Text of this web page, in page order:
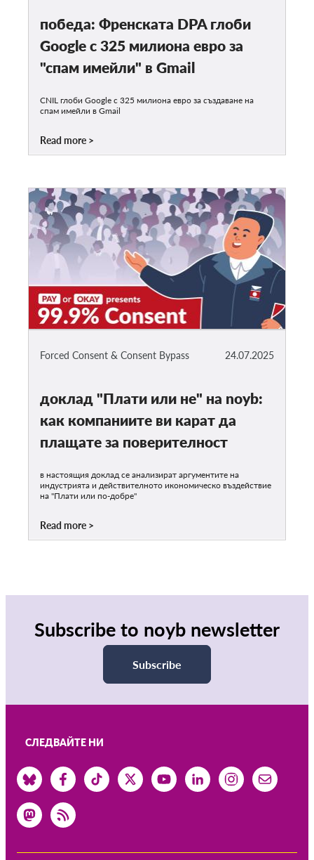
победа: Френската DPA глоби
Google с 325 милиона евро за
"спам имейли" в Gmail
CNIL глоби Google с 325 милиона евро за създаване на
спам имейли в Gmail
Read more
24.07.2025
Forced Consent & Consent Bypass
доклад "Плати или не" на noyb:
как компаниите ви карат да
плащате за поверителност
в настоящия доклад се анализират аргументите на
индустрията и действителното икономическо въздействие
на "Плати или по-добре"
Read more
Subscribe to noyb newsletter
Subscribe
СЛЕДВАЙТЕ НИ